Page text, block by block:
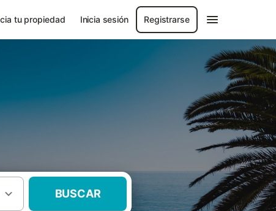
tu propiedad Inicia sesión Registrarse
BUSCAR